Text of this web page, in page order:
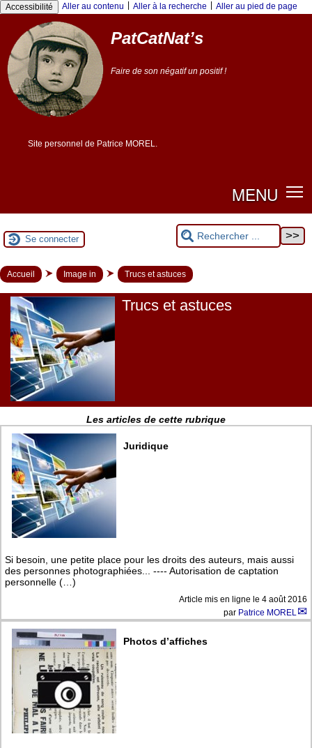
Accessibilité Aller au contenu Aller à la recherche Aller au pied de page
PatCatNat’s
Faire de son négatif un positif !
Site personnel de Patrice MOREL.
MENU
Se connecter
Accueil Image in Trucs et astuces
Trucs et astuces
Les articles de cette rubrique
Juridique
Si besoin, une petite place pour les droits des auteurs, mais aussi
des personnes photographiées... ---- Autorisation de captation
personnelle (…)
Article mis en ligne le 4 août 2016
par Patrice MOREL
Photos d’affiches